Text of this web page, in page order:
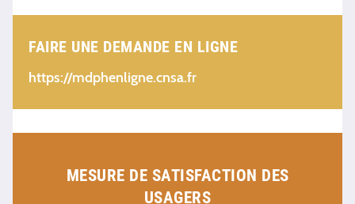
FAIRE UNE DEMANDE EN LIGNE
https://mdphenligne.cnsa.fr
MESURE DE SATISFACTION DES
USAGERS